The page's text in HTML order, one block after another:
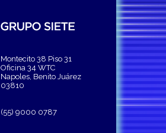
Montecito 38 Piso 31
Oficina 34 WTC
Napoles, Benito Juárez
03810
(55) 9000 0787